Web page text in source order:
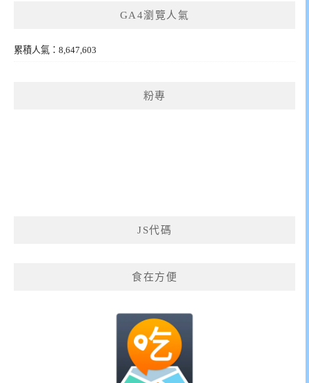
GA4瀏覽人氣
累積人氣：8,647,603
粉專
JS代碼
食在方便